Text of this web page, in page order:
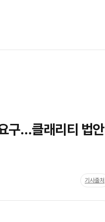
구…클래리티 법안
기사출처